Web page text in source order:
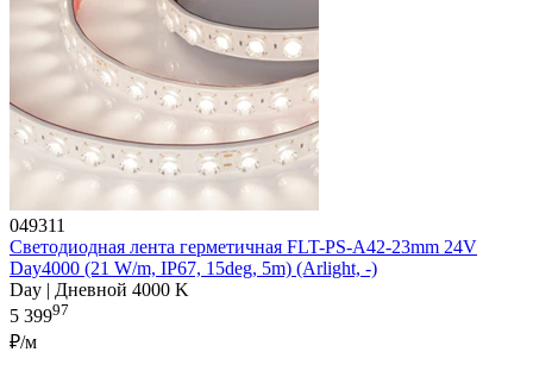
049311
Светодиодная лента герметичная FLT-PS-A42-23mm 24V
Day4000 (21 W/m, IP67, 15deg, 5m) (Arlight, -)
Day | Дневной 4000 K
5 39997
₽/м